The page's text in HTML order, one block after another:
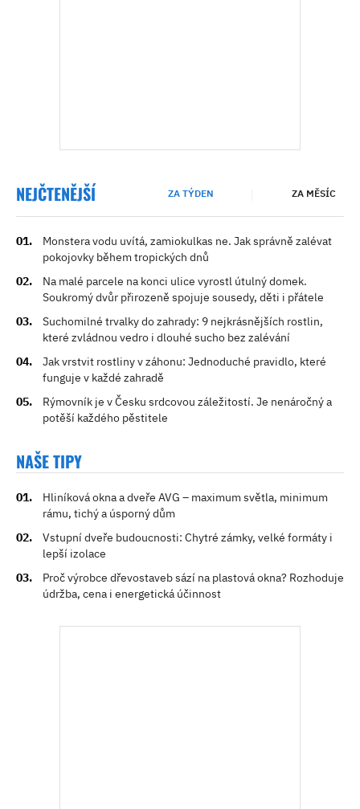
NEJČTENĚJŠÍ ZA TÝDEN ZA MĚSÍC
Monstera vodu uvítá, zamiokulkas ne. Jak správně zalévat
pokojovky během tropických dnů
Na malé parcele na konci ulice vyrostl útulný domek.
Soukromý dvůr přirozeně spojuje sousedy, děti i přátele
Suchomilné trvalky do zahrady: 9 nejkrásnějších rostlin,
které zvládnou vedro i dlouhé sucho bez zalévání
Jak vrstvit rostliny v záhonu: Jednoduché pravidlo, které
funguje v každé zahradě
Rýmovník je v Česku srdcovou záležitostí. Je nenáročný a
potěší každého pěstitele
NAŠE TIPY
Hliníková okna a dveře AVG – maximum světla, minimum
rámu, tichý a úsporný dům
Vstupní dveře budoucnosti: Chytré zámky, velké formáty i
lepší izolace
Proč výrobce dřevostaveb sází na plastová okna? Rozhoduje
údržba, cena i energetická účinnost